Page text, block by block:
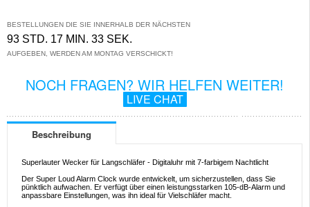
BESTELLUNGEN DIE SIE INNERHALB DER NÄCHSTEN
93 STD. 17 MIN. 33 SEK.
AUFGEBEN, WERDEN AM MONTAG VERSCHICKT!
NOCH FRAGEN? WIR HELFEN WEITER!
LIVE CHAT
Beschreibung
Superlauter Wecker für Langschläfer - Digitaluhr mit 7-farbigem Nachtlicht
Der Super Loud Alarm Clock wurde entwickelt, um sicherzustellen, dass Sie
pünktlich aufwachen. Er verfügt über einen leistungsstarken 105-dB-Alarm und
anpassbare Einstellungen, was ihn ideal für Vielschläfer macht.